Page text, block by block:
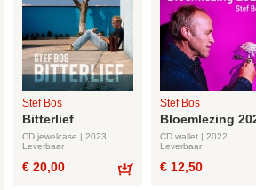
Stef Bos
Bitterlief
CD jewelcase | 2023
Leverbaar
€ 20,00
Stef Bos
Bloemlezing
CD wallet | 2022
Leverbaar
€ 12,50